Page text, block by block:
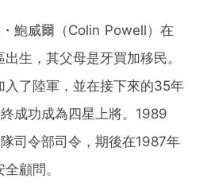
鮑威爾（Colin Powell）在
生，其父母是牙買加移民。
入了陸軍，並在接下來的35年
成功成為四星上將。1989
司令部司令，期後在1987年
顧問。